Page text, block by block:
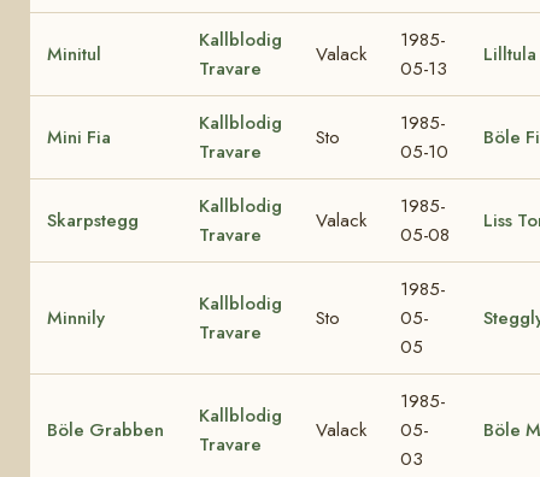
Minitul
Kallblodig
Travare
Valack
1985-
05-13
Lilltula
Mini Fia
Kallblodig
Travare
Sto
1985-
05-10
Böle
Skarpstegg
Kallblodig
Travare
Valack
1985-
05-08
Liss
Minnily
Kallblodig
Travare
Sto
1985-
05-
05
Böle Grabben
Kallblodig
Travare
Valack
1985-
05-
03
Böle